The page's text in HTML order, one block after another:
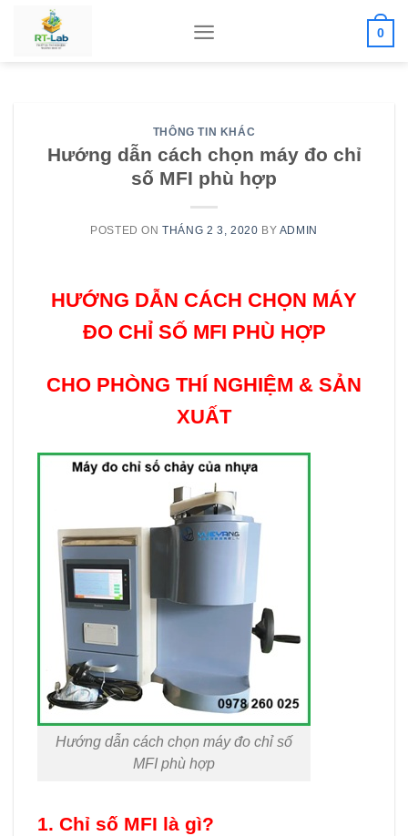
0
THÔNG TIN KHÁC
Hướng dẫn cách chọn máy đo chỉ
số MFI phù hợp
POSTED ONTHÁNG 2 3, 2020 BY ADMIN
HƯỚNG DẪN CÁCH CHỌN MÁY
ĐO CHỈ SỐ MFI PHÙ HỢP
CHO PHÒNG THÍ NGHIỆM & SẢN
XUẤT
Hướng dẫn cách chọn máy đo chỉ số
MFI phù hợp
1. Chỉ số MFI là gì?